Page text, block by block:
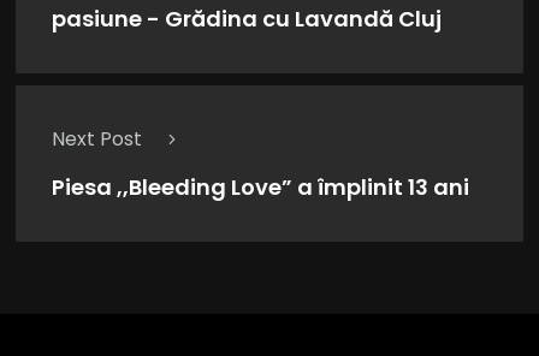
pasiune - Grădina cu Lavandă Cluj
Next Post
Piesa ,,Bleeding Love” a împlinit 13 ani